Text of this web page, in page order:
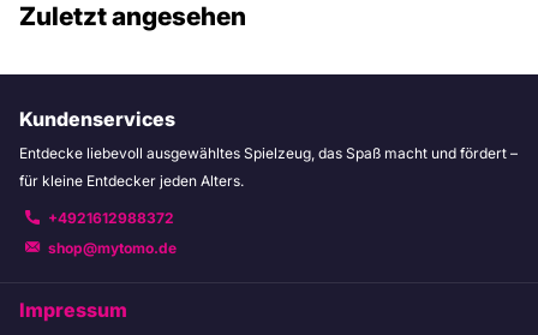
Zuletzt angesehen
Kundenservices
Entdecke liebevoll ausgewähltes Spielzeug, das Spaß macht und fördert –
für kleine Entdecker jeden Alters.
+4921612988372
shop@mytomo.de
Impressum